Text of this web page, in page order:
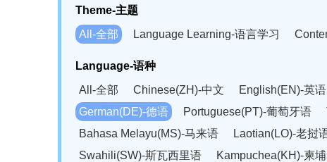
Theme-主题
All-全部
Language Learning-语言学习
Language-语种
All-全部
Chinese(ZH)-中文 English(EN)-英语
German(DE)-德语
Portuguese(PT)-葡萄牙语
Bahasa Melayu(MS)-马来语
Laotian(LO)-老挝
Swahili(SW)-斯瓦西里语
Kampuchea(KH)-柬